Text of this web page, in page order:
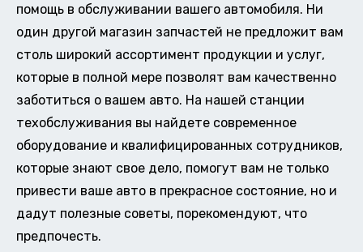
помощь в обслуживании вашего автомобиля. Ни
один другой магазин запчастей не предложит вам
столь широкий ассортимент продукции и услуг,
которые в полной мере позволят вам качественно
заботиться о вашем авто. На нашей станции
техобслуживания вы найдете современное
оборудование и квалифицированных сотрудников,
которые знают свое дело, помогут вам не только
привести ваше авто в прекрасное состояние, но и
дадут полезные советы, порекомендуют, что
предпочесть.